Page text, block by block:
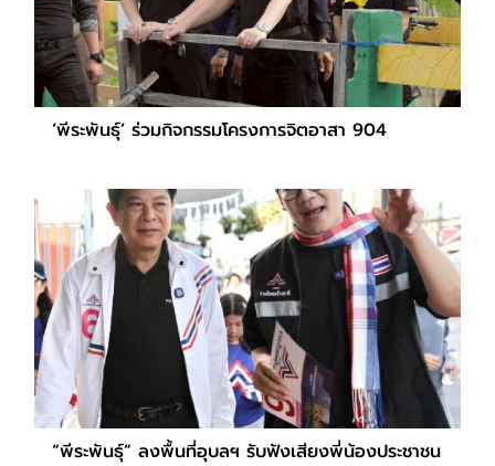
‘พีระพันธุ์’ ร่วมกิจกรรมโครงการจิตอาสา 904
“พีระพันธุ์” ลงพื้นที่อุบลฯ รับฟังเสียงพี่น้องประชาชน